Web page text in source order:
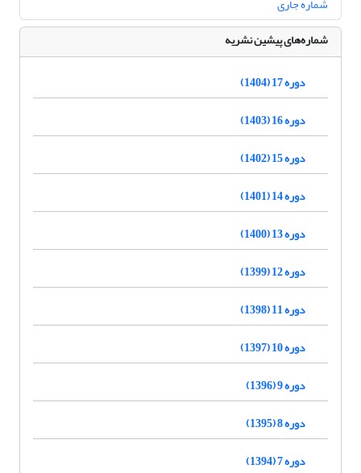
شماره‌های پیشین نشریه
دوره 17 (1404)
دوره 16 (1403)
دوره 15 (1402)
دوره 14 (1401)
دوره 13 (1400)
دوره 12 (1399)
دوره 11 (1398)
دوره 10 (1397)
دوره 9 (1396)
دوره 8 (1395)
دوره 7 (1394)